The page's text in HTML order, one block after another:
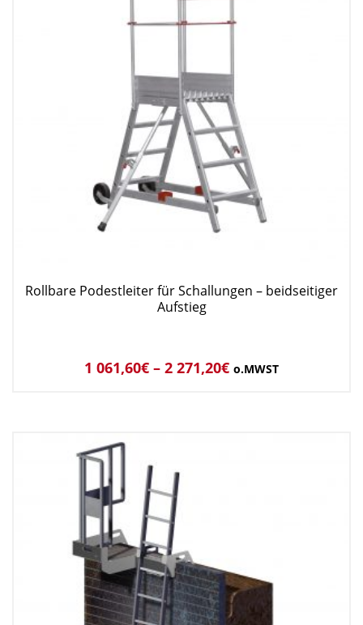
Rollbare Podestleiter für Schallungen – beidseitiger
Aufstieg
1 061,60€ – 2 271,20€ o.MWST